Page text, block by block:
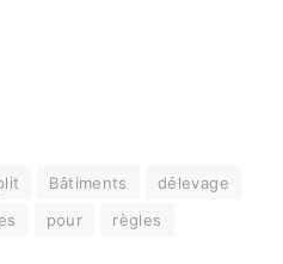
Bâtiments
délevage
pour règles